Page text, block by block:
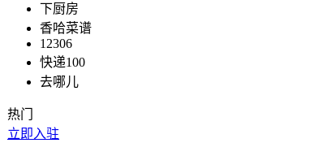
下厨房
香哈菜谱
12306
快递100
去哪儿
热门
立即入驻